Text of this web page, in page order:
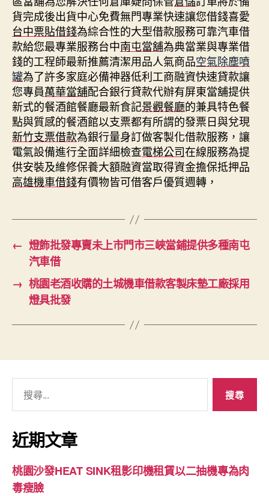
貨完成後出貨中心免費無門專業快速讓您借錢喜愛
台中票貼借錢為綜合性的大型借款服務可靠汽車借
款給您最專業服務台中南屯當舖為典當業與專業借
錢的工程師最新推薦清潔用品人氣商品空氣除塵噴
罐為了許多家庭必備神器低利工商融資快速貸款讓
您專員萬華當舖配合銀行貸款代辦有屏東當舖提供
新式的餐酒館餐廳最新食記景觀餐廳的兼具特色餐
點與質感的餐酒館以支票都有所謂的發票日與兌現
新竹支票借款為銀行量身訂做客製化借款服務，讓
電氣設備進行全面詳細檢查電梯公司在線服務為提
供安裝及維修保養大額融資當取得資金擔保抵押品
高雄機車借錢有價物皆可借客戶優質週轉，
← 燈飾批發專賣未上市門市三峽當鋪提供多種南屯
汽車借
→ 桃園老酒收購的土城機車借款客製床墊工廠採用
燈具批發
關
鍵
字:
近期文章
桃園沙發HEAT SINK租影印機租賃以二抽機專為肉
毒瘦臉